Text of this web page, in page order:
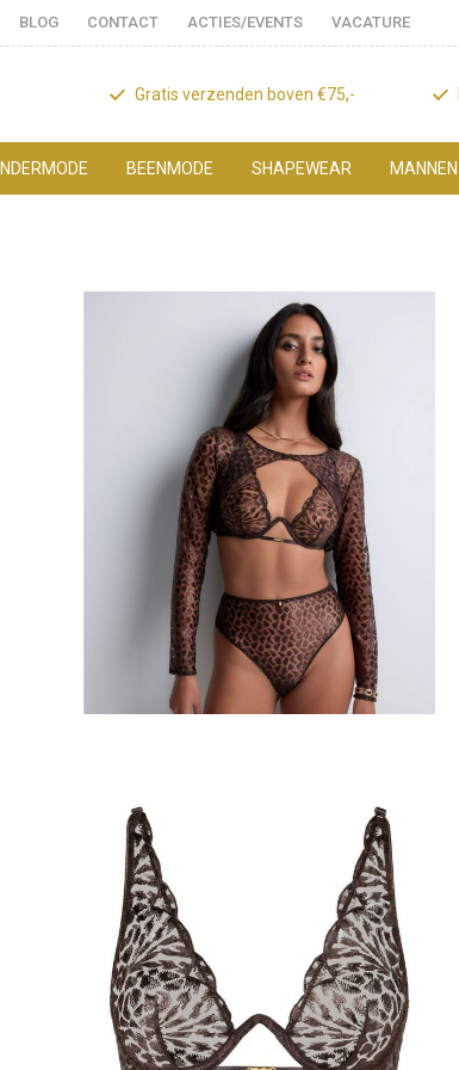
BLOG CONTACT ACTIES/EVENTS VACATURE
Gratis verzenden boven €75,-
BEENMODE SHAPEWEAR MANNEN